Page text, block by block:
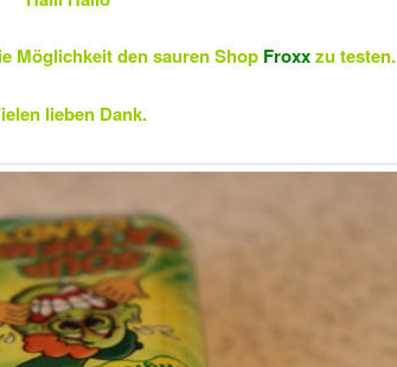
Möglichkeit den sauren Shop Froxxzu testen.
lieben Dank.